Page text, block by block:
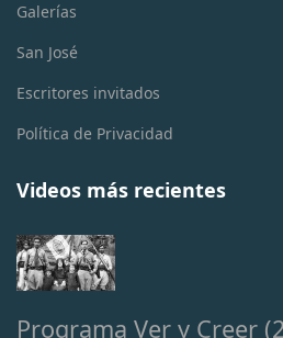
Galerías
San José
Escritores invitados
Política de Privacidad
Videos más recientes
Programa Ver y Creer